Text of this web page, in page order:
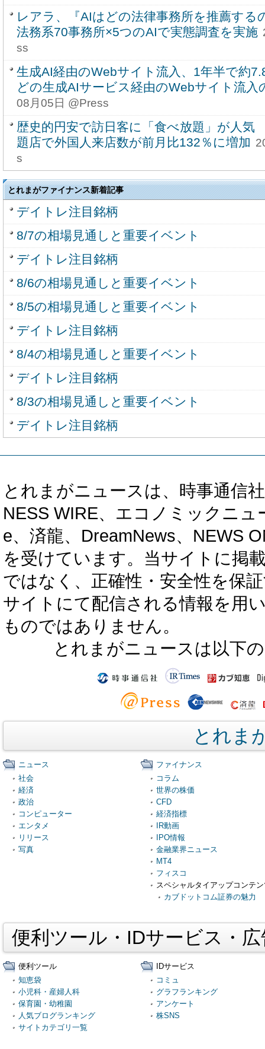
レアラ、『AIはどの法律事務所を推薦する
法務系70事務所×5つのAIで実態調査を実施
ss
生成AI経由のWebサイト流入、1年半で約
どの生成AIサービス経由のWebサイト流入
08月05日 @Press
歴史的円安で訪日客に「食べ放題」が人
題店で外国人来店数が前月比132％に増加
s
とれまがファイナンス新着記事
デイトレ注目銘柄
8/7の相場見通しと重要イベント
デイトレ注目銘柄
8/6の相場見通しと重要イベント
8/5の相場見通しと重要イベント
デイトレ注目銘柄
8/4の相場見通しと重要イベント
デイトレ注目銘柄
8/3の相場見通しと重要イベント
デイトレ注目銘柄
とれまがニュースは、時事通信
NESS WIRE、エコノミックニ
e、済龍、DreamNews、NEWS
を受けています。当サイトに掲
ではなく、正確性・安全性を保
サイトにて配信される情報を用
ものではありません。
とれまがニュースは以下
とれま
ニュース
社会
経済
政治
コンピューター
エンタメ
リリース
写真
ファイナンス
コラム
世界の株価
CFD
経済指標
IR動画
IPO情報
金融業界ニュース
MT4
フィスコ
スペシャルタイアップコンテ
カブドットコム証券の魅力
便利ツール・IDサービス・
便利ツール
知恵袋
小児科・産婦人科
保育園・幼稚園
人気ブログランキング
サイトカテゴリ一覧
IDサービス
コミュ
グラフランキング
アンケート
株SNS